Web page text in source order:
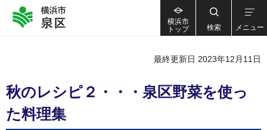
横浜市
トップ
検索 メニュー
最終更新日 2023年12月11日
秋のレシピ２・・・泉区野菜を使っ
た料理集